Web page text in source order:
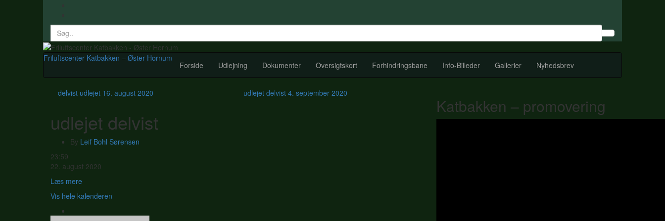
Search
for:
Friluftscenter Katbakken – Øster Hornum
Forside Udlejning Dokumenter Oversigtskort Forhindringsbane Info-Billeder Gallerier Nyhedsbrev
delvist udlejet 16. august 2020 udlejet delvist 4. september 2020
udlejet delvist
By Leif Bohl Sørensen
udlejet
delvist
23:59
22. august 2020
Læs mere
Vis hele kalenderen
Katbakken – promovering